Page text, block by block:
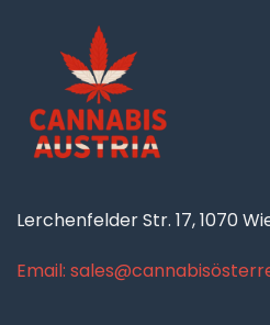
Lerchenfelder Str. 17, 1070
Email: